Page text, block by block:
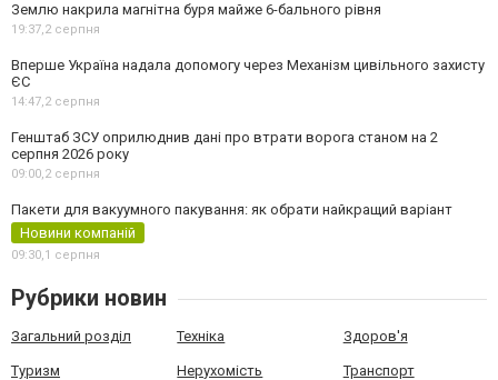
Землю накрила магнітна буря майже 6-бального рівня
19:37,2 серпня
Вперше Україна надала допомогу через Механізм цивільного захисту
ЄС
14:47,2 серпня
Генштаб ЗСУ оприлюднив дані про втрати ворога станом на 2
серпня 2026 року
09:00,2 серпня
Пакети для вакуумного пакування: як обрати найкращий варіант
Новини компаній
09:30,1 серпня
Рубрики новин
Загальний розділ Техніка Здоров'я
Туризм Нерухомість Транспорт